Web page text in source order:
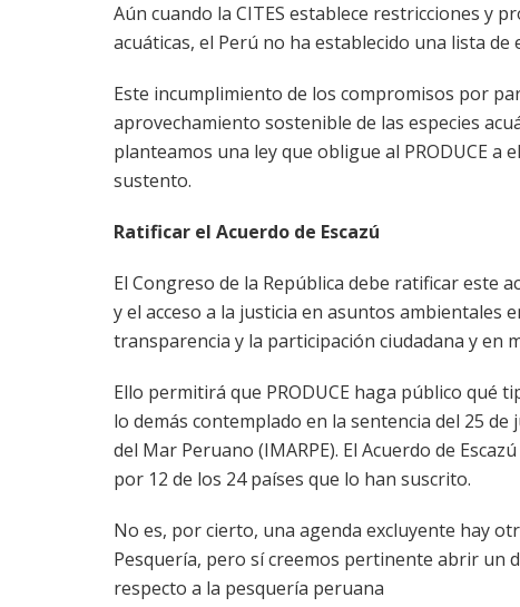
Aún cuando la CITES establece restricciones y
acuáticas, el Perú no ha establecido una lista
Este incumplimiento de los compromisos por
aprovechamiento sostenible de las especies
planteamos una ley que obligue al PRODUCE
sustento.
Ratificar el Acuerdo de Escazú
El Congreso de la República debe ratificar este
y el acceso a la justicia en asuntos ambientales
transparencia y la participación ciudadana y en
Ello permitirá que PRODUCE haga público qué
lo demás contemplado en la sentencia del 25
del Mar Peruano (IMARPE). El Acuerdo de
por 12 de los 24 países que lo han suscrito.
No es, por cierto, una agenda excluyente hay
Pesquería, pero sí creemos pertinente abrir un
respecto a la pesquería peruana